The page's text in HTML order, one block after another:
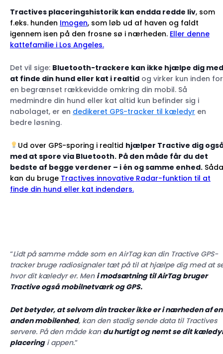
Tractives placeringshistorik kan endda redde liv, som
f.eks. hunden Imogen, som løb ud af haven og faldt
igennem isen på den frosne sø i nærheden. Eller denne
kattefamilie i Los Angeles.
Det vil sige: Bluetooth-trackere kan ikke hjælpe dig med
at finde din hund eller kat i realtid og virker kun inden for
en begrænset rækkevidde omkring din mobil. Så
medmindre din hund eller kat altid kun befinder sig i
nabolaget, er en dedikeret GPS-tracker til kæledyr en
bedre løsning.
Ud over GPS-sporing i realtid hjælper Tractive dig
med at spore via Bluetooth. På den måde får du det
bedste af begge verdener – i én og samme enhed.
kan du bruge Tractives innovative Radar-funktion til at
finde din hund eller kat indendørs.
“Lidt på samme måde som en AirTag kan din Tractive GPS-
tracker bruge radiosignaler tæt på til at hjælpe dig med at
hvor dit kæledyr er. Men i modsætning til AirTag bruger
Tractive også mobilnetværk og GPS.
Det betyder, at selvom din tracker ikke er i nærheden af en
anden mobilenhed, kan den stadig sende data til Tractives
servere. På den måde kan du hurtigt og nemt se dit
placeringi appen.“